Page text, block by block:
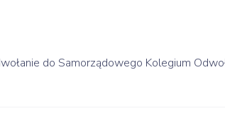
do Samorządowego Kolegium